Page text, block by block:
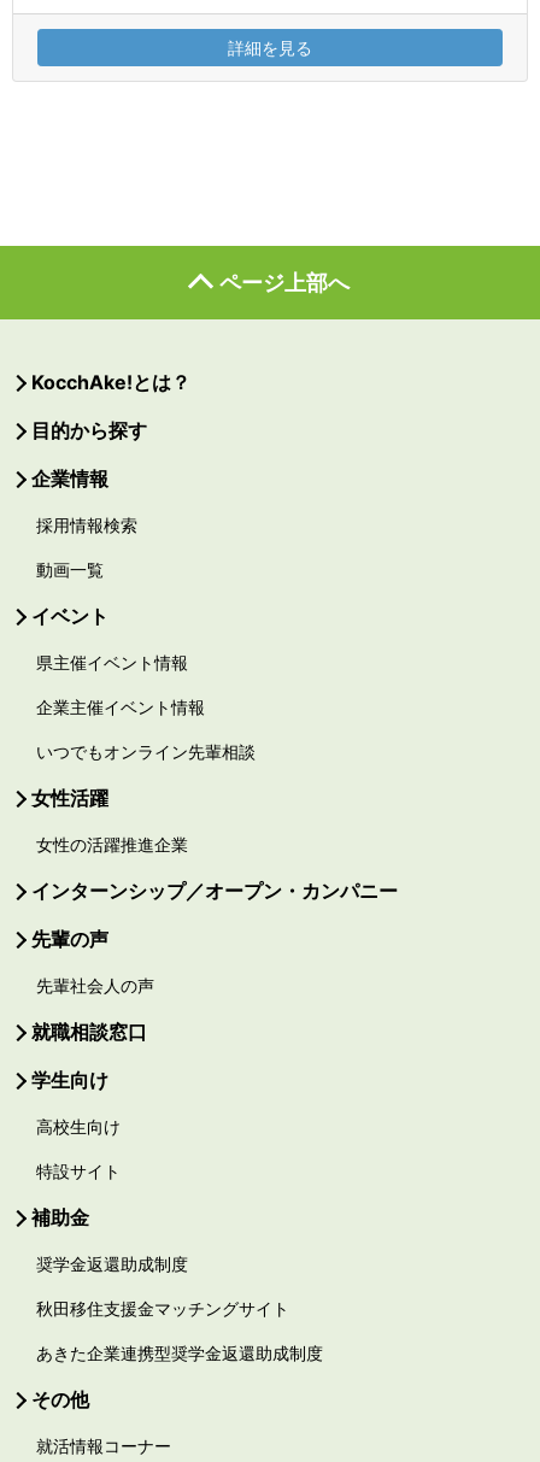
詳細を見る
ページ上部へ
KocchAke!とは？
目的から探す
企業情報
採用情報検索
動画一覧
イベント
県主催イベント情報
企業主催イベント情報
いつでもオンライン先輩相談
女性活躍
女性の活躍推進企業
インターンシップ／オープン・カンパニー
先輩の声
先輩社会人の声
就職相談窓口
学生向け
高校生向け
特設サイト
補助金
奨学金返還助成制度
秋田移住支援金マッチングサイト
あきた企業連携型奨学金返還助成制度
その他
就活情報コーナー